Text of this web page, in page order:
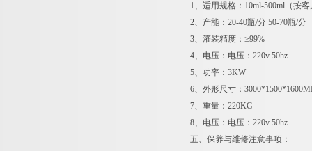
1、适用规格：10ml-500ml（按
2、产能：20-40瓶/分 50-70瓶/分
3、灌装精度：≥99%
4、电压：电压：220v 50hz
5、功率：3KW
6、外形尺寸：
7、重量：220KG
8、电压：电压：220v 50hz
五、保养与维修注意事项：